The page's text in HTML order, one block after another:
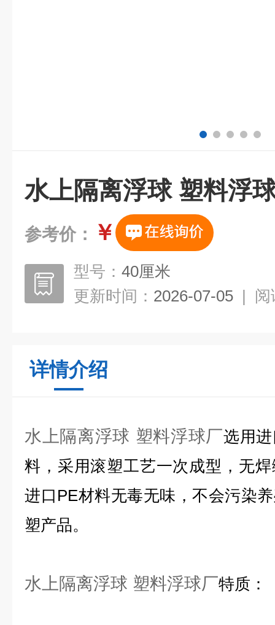
水上隔离浮球 塑料浮
参考价： ￥
型号： 40厘米
更新时间： 2026-07-05 | 阅
详情介绍
水上隔离浮球 塑料浮球厂选用
料，采用滚塑工艺一次成型，无
进口PE材料无毒无味，不会污染
塑产品。
水上隔离浮球 塑料浮球厂特质：